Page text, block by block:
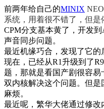
前两年给自己的MINIX
系统，用着很不错了，但是
CPM分支基本黄了，开发
声音同步问题。
最近机缘巧合，发现了它的
现在，已经从R1升级到了
题，那就是看国产剧很容
双内核解决这个问题。但
麻烦。
最近呢，繁华大佬通过修